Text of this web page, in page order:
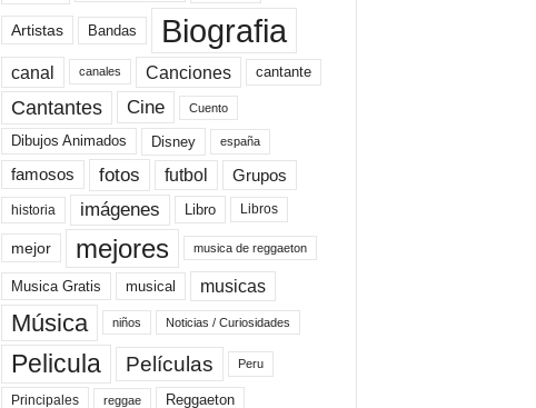
Artistas Bandas Biografia
canal canales Canciones cantante
Cantantes Cine Cuento
Dibujos Animados Disney españa
famosos fotos futbol Grupos
historia imágenes Libro Libros
mejor mejores musica de reggaeton
Musica Gratis musical musicas
Música niños Noticias / Curiosidades
Pelicula Películas Peru
Principales reggae Reggaeton